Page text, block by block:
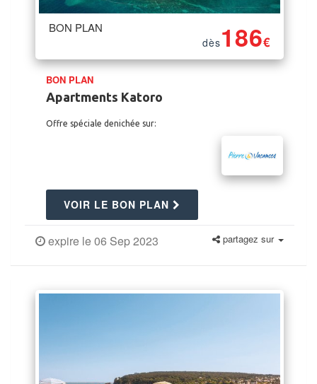
BON PLAN
dès186€
BON PLAN
Apartments Katoro
Offre spéciale denichée sur:
VOIR LE BON PLAN
expire le 06 Sep 2023 partagez sur